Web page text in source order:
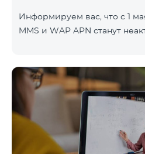
Информируем вас, что с 1
MMS и WAP APN станут
internet.beeline.am и удалить
Password. Подробности: 0611